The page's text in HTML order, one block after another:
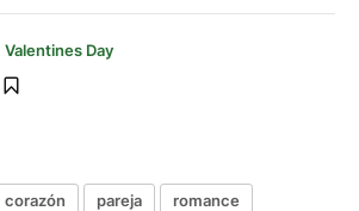
Valentines Day
corazón pareja
romance